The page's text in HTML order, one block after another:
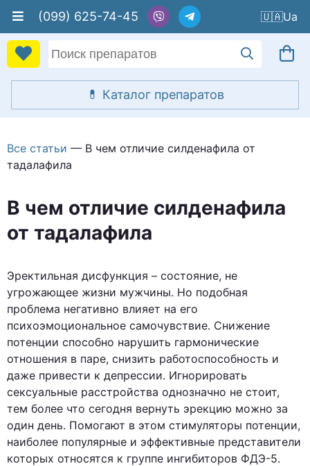
(099) 625-74-45 🇺🇦
Все статьи — В чем отличие силденафила от
тадалафила
В чем отличие силденафила
от тадалафила
Эректильная дисфункция – состояние, не
угрожающее жизни мужчины. Но подобная
проблема негативно влияет на его
психоэмоциональное самочувствие. Снижение
потенции способно нарушить гармонические
отношения в паре, снизить работоспособность и
даже привести к депрессии. Игнорировать
сексуальные расстройства однозначно не стоит,
тем более что сегодня вернуть эрекцию можно за
один день. Помогают в этом стимуляторы потенции,
наиболее популярные и эффективные представители
которых относятся к группе ингибиторов ФДЭ-5.